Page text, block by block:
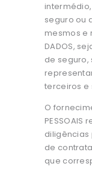
seguro ou
mesmos e
DADOS,
de seguro,
terceiros e
O
diligências
de
que